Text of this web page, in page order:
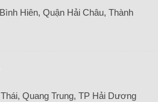
Hiên, Quận Hải Châu, Thành
Quang Trung, TP Hải Dương